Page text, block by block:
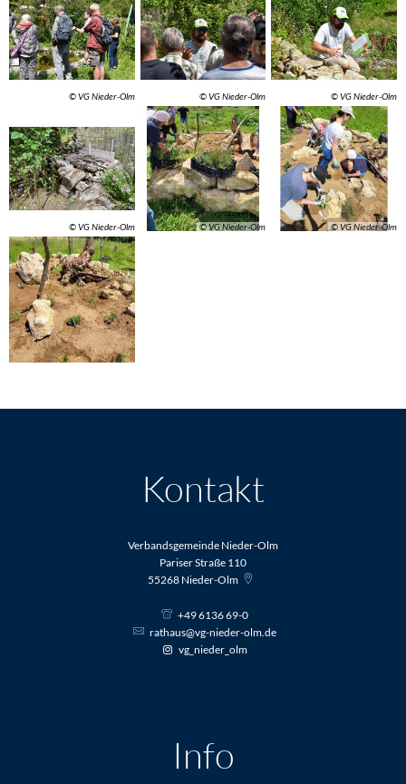
© VG Nieder-Olm © VG Nieder-Olm © VG Nieder-Olm
© VG Nieder-Olm © VG Nieder-Olm © VG Nieder-Olm
Kontakt
Verbandsgemeinde Nieder-Olm
Pariser Straße 110
55268 Nieder-Olm
+49 6136 69-0
rathaus@vg-nieder-olm.de
vg_nieder_olm
Info